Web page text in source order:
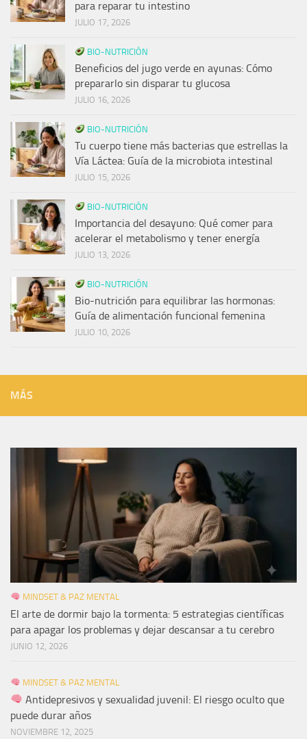
para reparar tu intestino
JULIO 17, 2026
BIO-NUTRICIÓN
Beneficios del jugo verde en ayunas: Cómo
prepararlo sin disparar tu glucosa
JULIO 16, 2026
BIO-NUTRICIÓN
Tu cuerpo tiene más bacterias que estrellas la
Vía Láctea: Guía de la microbiota intestinal
JULIO 15, 2026
BIO-NUTRICIÓN
Importancia del desayuno: Qué comer para
acelerar el metabolismo y tener energía
JULIO 13, 2026
BIO-NUTRICIÓN
Bio-nutrición para equilibrar las hormonas:
Guía de alimentación funcional femenina
JULIO 10, 2026
MÁS
MINDSET & PAZ MENTAL
El arte de dormir bajo la tormenta: 5 estrategias científicas
para apagar los problemas y dejar descansar a tu cerebro
JUNIO 12, 2026
MINDSET & PAZ MENTAL
Antidepresivos y sexualidad juvenil: El riesgo oculto que
puede durar años
NOVIEMBRE 12, 2025